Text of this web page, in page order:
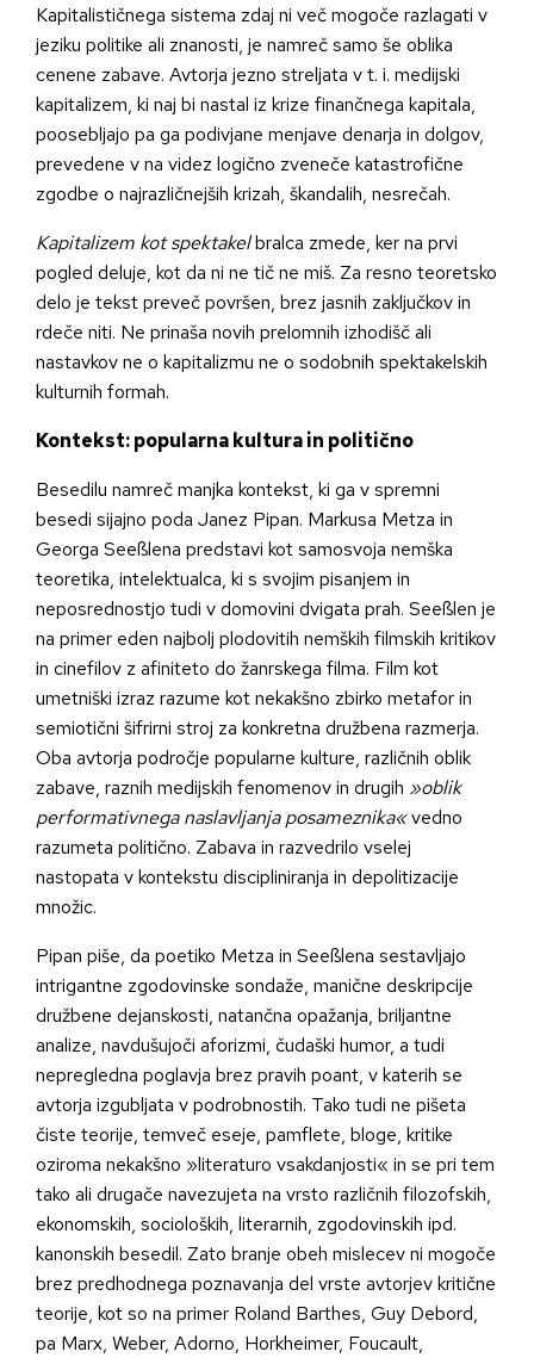
Kapitalističnega sistema zdaj ni več mogoče razlagati v
jeziku politike ali znanosti, je namreč samo še oblika
cenene zabave. Avtorja jezno streljata v t. i. medijski
kapitalizem, ki naj bi nastal iz krize finančnega kapitala,
poosebljajo pa ga podivjane menjave denarja in dolgov,
prevedene v na videz logično zveneče katastrofične
zgodbe o najrazličnejših krizah, škandalih, nesrečah.
Kapitalizem kot spektakelbralca zmede, ker na prvi
pogled deluje, kot da ni ne tič ne miš. Za resno teoretsko
delo je tekst preveč površen, brez jasnih zaključkov in
rdeče niti. Ne prinaša novih prelomnih izhodišč ali
nastavkov ne o kapitalizmu ne o sodobnih spektakelskih
kulturnih formah.
Kontekst: popularna kultura in politično
Besedilu namreč manjka kontekst, ki ga v spremni
besedi sijajno poda Janez Pipan. Markusa Metza in
Georga Seeßlena predstavi kot samosvoja nemška
teoretika, intelektualca, ki s svojim pisanjem in
neposrednostjo tudi v domovini dvigata prah. Seeßlen je
na primer eden najbolj plodovitih nemških filmskih kritikov
in cinefilov z afiniteto do žanrskega filma. Film kot
umetniški izraz razume kot nekakšno zbirko metafor in
semiotični šifrirni stroj za konkretna družbena razmerja.
Oba avtorja področje popularne kulture, različnih oblik
zabave, raznih medijskih fenomenov in drugih »oblik
performativnega naslavljanja posameznika«vedno
razumeta politično. Zabava in razvedrilo vselej
nastopata v kontekstu discipliniranja in depolitizacije
množic.
Pipan piše, da poetiko Metza in Seeßlena sestavljajo
intrigantne zgodovinske sondaže, manične deskripcije
družbene dejanskosti, natančna opažanja, briljantne
analize, navdušujoči aforizmi, čudaški humor, a tudi
nepregledna poglavja brez pravih poant, v katerih se
avtorja izgubljata v podrobnostih. Tako tudi ne pišeta
čiste teorije, temveč eseje, pamflete, bloge, kritike
oziroma nekakšno »literaturo vsakdanjosti« in se pri tem
tako ali drugače navezujeta na vrsto različnih filozofskih,
ekonomskih, socioloških, literarnih, zgodovinskih ipd.
kanonskih besedil. Zato branje obeh mislecev ni mogoče
brez predhodnega poznavanja del vrste avtorjev kritične
teorije, kot so na primer Roland Barthes, Guy Debord,
pa Marx, Weber, Adorno, Horkheimer, Foucault,